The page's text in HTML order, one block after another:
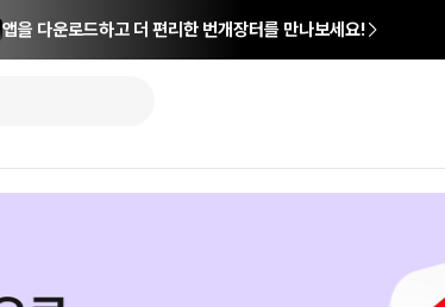
앱을 다운로드하고 더 편리한 번개장터를 만나보세요!